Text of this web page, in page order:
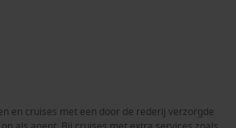
en cruises met een door de rederij verzorgde